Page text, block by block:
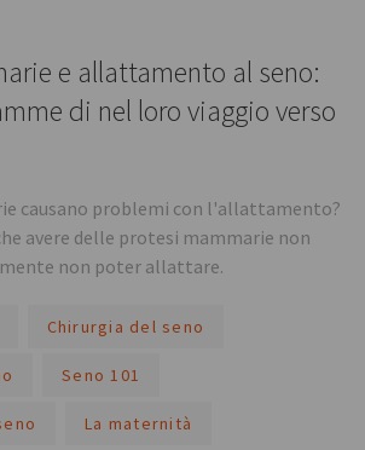
e allattamento al seno:
di nel loro viaggio verso
causano problemi con l'allattamento?
avere delle protesi mammarie non
non poter allattare.
Chirurgia del seno
Seno 101
La maternità